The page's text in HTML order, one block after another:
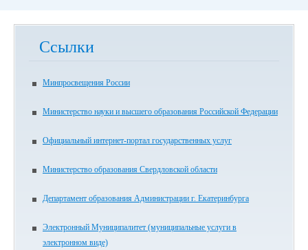
Ссылки
Минпросвещения России
Министерство науки и высшего образования Российской Федерации
Официальный интернет-портал государственных услуг
Министерство образования Свердловской области
Департамент образования Администрации г. Екатеринбурга
Электронный Муниципалитет (муниципальные услуги в
электронном виде)